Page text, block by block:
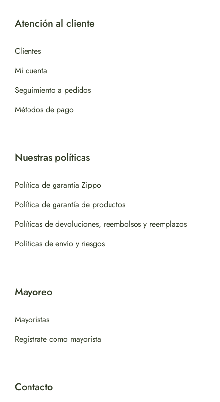
Atención al cliente
Clientes
Mi cuenta
Seguimiento a pedidos
Métodos de pago
Nuestras políticas
Política de garantía Zippo
Política de garantía de productos
Políticas de devoluciones, reembolsos y reemplazos
Políticas de envío y riesgos
Mayoreo
Mayoristas
Regístrate como mayorista
Contacto